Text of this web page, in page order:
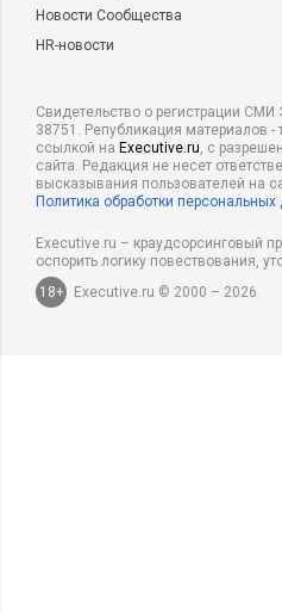
Новости Сообщества
HR-новости
Свидетельство о регистрации
38751. Републикация материалов -
ссылкой на Executive.ru, с
сайта. Редакция не несет
высказывания пользователей на
Политика обработки
Executive.ru – краудсорсинговый
оспорить логику повествования,
18+
Executive.ru © 2000 – 2026.